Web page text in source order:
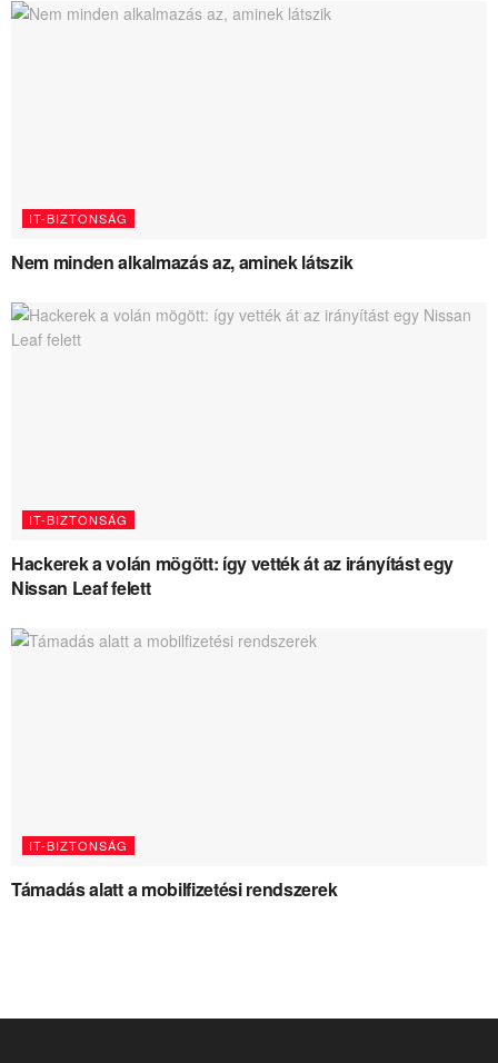
IT-BIZTONSÁG
Nem minden alkalmazás az, aminek látszik
IT-BIZTONSÁG
Hackerek a volán mögött: így vették át az irányítást egy
Nissan Leaf felett
IT-BIZTONSÁG
Támadás alatt a mobilfizetési rendszerek